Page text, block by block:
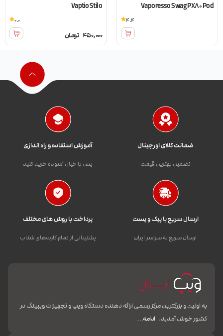
Vaporesso Swag PX80 Pod
4.4
Vaptio Stilo
450,000 تومان
0.0
ضمانت کالای اورجینال
تضمین بهترین قیمت
آموزش استفاده و راه اندازی
پس با خیال آسوده خرید کنید
ارسال سریع با پیک و پست
ارسال سریع به سراسر ایران
پرداخت با روش های مختلف
پشتیبانی از تمام کارت‌های شتاب
به اولین و بزرگترین مرکز رسمی ارائه دهنده دستگاه ویپ و تجهیزات ویپینگ در
کشور خوش آمدید. ادامه…